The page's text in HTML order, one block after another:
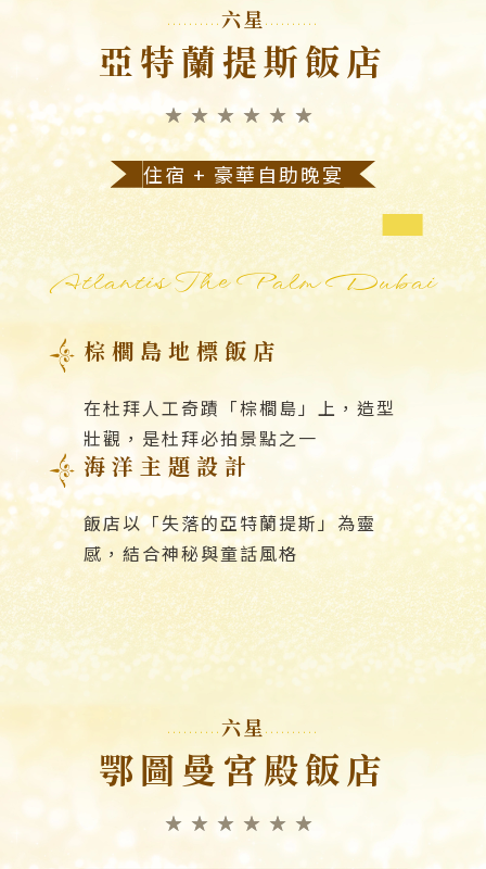
六星
亞特蘭提斯飯店
★★★★★★
住宿 + 豪華自助晚宴
Atlantis The Palm Dubai
棕櫚島地標飯店
在杜拜人工奇蹟「棕櫚島」上，造型
壯觀，是杜拜必拍景點之一
海洋主題設計
飯店以「失落的亞特蘭提斯」為靈
感，結合神秘與童話風格
六星
鄂圖曼宮殿飯店
★★★★★★